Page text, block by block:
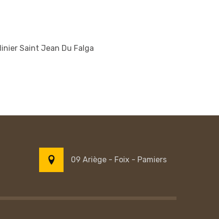
Saint Jean Du Falga
09 Ariège - Foix - Pamiers